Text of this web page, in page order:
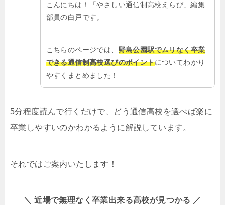
こんにちは！「やさしい通信制高校えらび」編集
部員の白戸です。
こちらのページでは、 野島公園駅でムリなく卒業
できる通信制高校選びのポイントについてわかり
やすくまとめました！
5分程度読んで行くだけで、どう通信高校を選べば楽に
卒業しやすいのかわかるように解説しています。
それではご案内いたします！
＼ 近場で無理なく卒業出来る高校が見つかる ／